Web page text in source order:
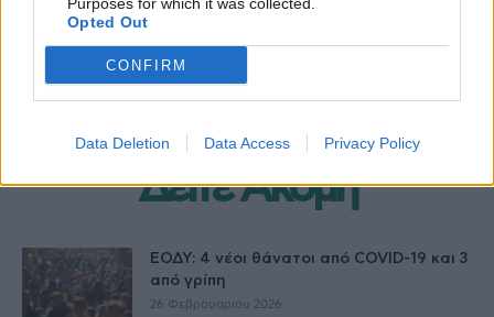
Opted Out
CONFIRM
Data Deletion Data Access Privacy Policy
Κορονοϊός: 2.170 νέα
κρούσματα, 43 θάνατοι, 384
διασωληνωμένοι
Χάρτης ECDC: Αρκετές
Δείτε Ακόμη
ΕΟΔΥ: 4 νέοι θάνατοι από COVID-19 και 3
από γρίπη
26 Φεβρουαρίου 2026